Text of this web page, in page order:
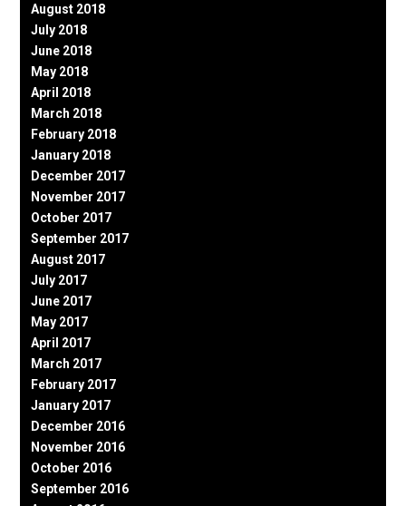
August 2018
July 2018
June 2018
May 2018
April 2018
March 2018
February 2018
January 2018
December 2017
November 2017
October 2017
September 2017
August 2017
July 2017
June 2017
May 2017
April 2017
March 2017
February 2017
January 2017
December 2016
November 2016
October 2016
September 2016